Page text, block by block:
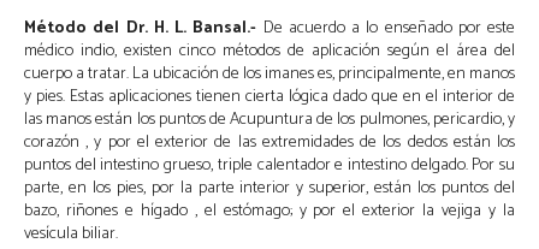
Método del Dr. H. L. Bansal.- De acuerdo a lo enseñado por este
médico indio, existen cinco métodos de aplicación según el área del
cuerpo a tratar. La ubicación de los imanes es, principalmente, en manos
y pies. Estas aplicaciones tienen cierta lógica dado que en el interior de
las manos están los puntos de Acupuntura de los pulmones, pericardio, y
corazón , y por el exterior de las extremidades de los dedos están los
puntos del intestino grueso, triple calentador e intestino delgado. Por su
parte, en los pies, por la parte interior y superior, están los puntos del
bazo, riñones e hígado , el estómago; y por el exterior la vejiga y la
vesícula biliar.